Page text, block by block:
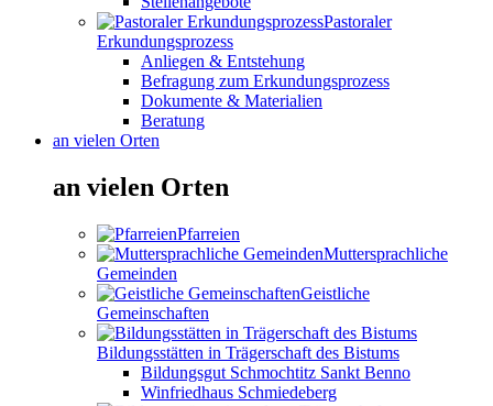
Pastoraler
Erkundungsprozess
Anliegen & Entstehung
Befragung zum Erkundungsprozess
Dokumente & Materialien
Beratung
an vielen Orten
an vielen Orten
Pfarreien
Muttersprachliche
Gemeinden
Geistliche
Gemeinschaften
Bildungsstätten in Trägerschaft des Bistums
Bildungsgut Schmochtitz Sankt Benno
Winfriedhaus Schmiedeberg